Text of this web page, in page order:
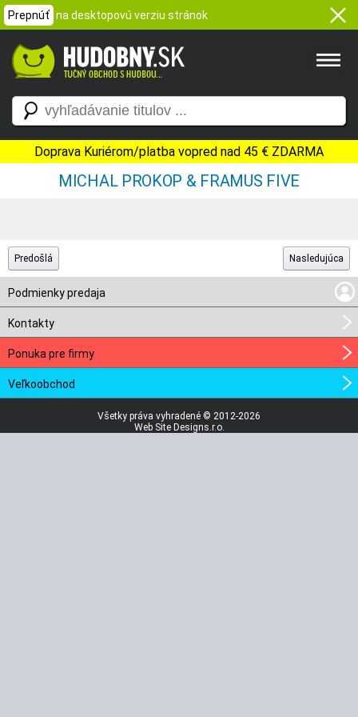
Prepnúť na desktopovú verziu stránok
Doprava Kuriérom/platba vopred nad 45 € ZDARMA
MICHAL PROKOP & FRAMUS FIVE
Predošlá Nasledujúca
Podmienky predaja
Kontakty
Ponuka pre firmy
Veľkoobchod
Všetky práva vyhradené © 2012-2026
Web Site Designs.r.o.